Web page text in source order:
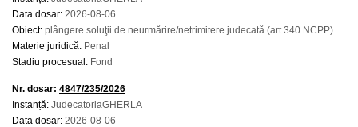
Data dosar: 2026-08-06
Obiect: plângere soluţii de neurmărire/netrimitere judecată (art.340 NCPP)
Materie juridică: Penal
Stadiu procesual: Fond
Nr. dosar: 4847/235/2026
Instanță: JudecatoriaGHERLA
Data dosar: 2026-08-06